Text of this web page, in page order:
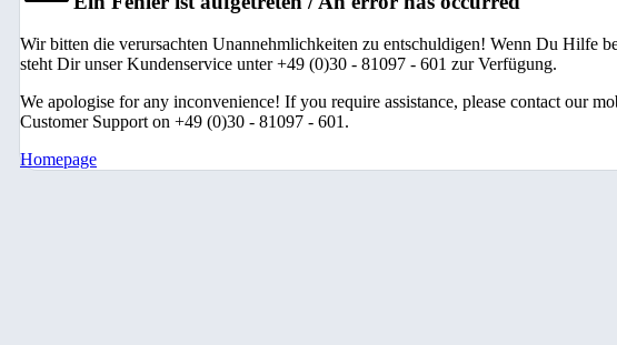
Wir bitten die verursachten Unannehmlichkeiten zu entschuldigen! Wenn Du Hilfe
steht Dir unser Kundenservice unter +49 (0)30 - 81097 - 601 zur Verfügung.
We apologise for any inconvenience! If you require assistance, please contact our
Customer Support on +49 (0)30 - 81097 - 601.
Homepage